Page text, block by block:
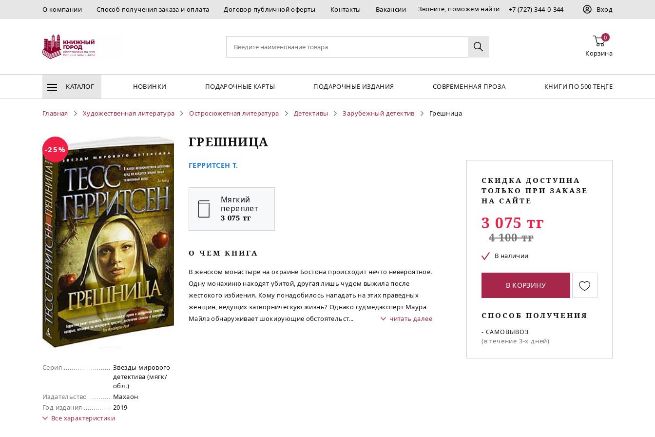
О компании Способ получения заказа и оплата Договор публичной оферты Контакты Вакансии Звоните, поможем найти +7 (727) 344-0-344 Вход
0
Корзина
КАТАЛОГ НОВИНКИ ПОДАРОЧНЫЕ КАРТЫ ПОДАРОЧНЫЕ ИЗДАНИЯ СОВРЕМЕННАЯ ПРОЗА КНИГИ ПО 500 ТЕҢГЕ
Главная Художественная литература Остросюжетная литература Детективы Зарубежный детектив Грешница
-25%
Серия
Звезды мирового
детектива (мягк/
обл.)
Издательство
Махаон
Год издания
2019
Все характеристики
ГРЕШНИЦА
ГЕРРИТСЕН Т.
Мягкий
переплет
3 075 тг
O ЧЕМ КНИГА
В женском монастыре на окраине Бостона происходит нечто невероятное.
Одну монахиню находят убитой, другая лишь чудом выжила после
жестокого избиения. Кому понадобилось нападать на этих праведных
женщин, ведущих затворническую жизнь? Однако судмедэксперт Маура
Майлз обнаруживает шокирующие обстоятельст... читать далее
СКИДКА ДОСТУПНА
ТОЛЬКО ПРИ ЗАКАЗЕ
НА САЙТЕ
3 075 тг
4 100 тг
В наличии
В КОРЗИНУ
СПОСОБ ПОЛУЧЕНИЯ
- САМОВЫВОЗ
(в течение 3-х дней)